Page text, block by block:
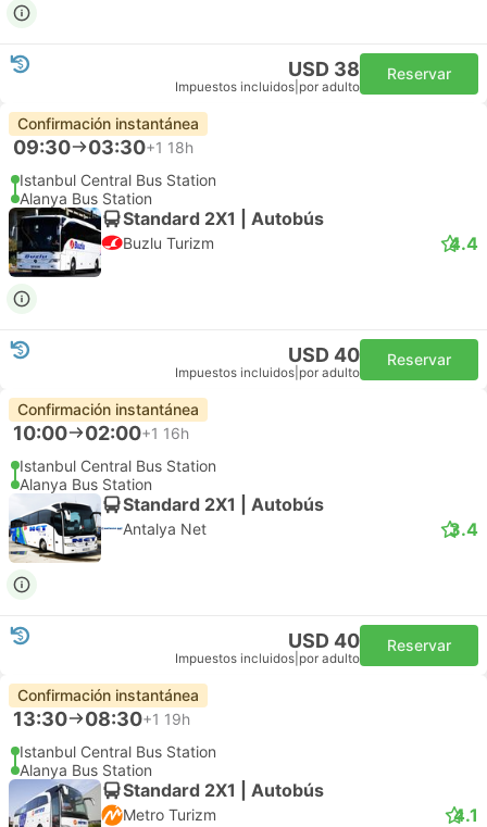
USD 38
Impuestos incluidos por adulto
Reservar
Confirmación instantánea
09:30 03:30+1 18h
Istanbul Central Bus Station
Alanya Bus Station
Standard 2X1 | Autobús
Buzlu Turizm 4.4
USD 40
Impuestos incluidos por adulto
Reservar
Confirmación instantánea
10:00 02:00+1 16h
Istanbul Central Bus Station
Alanya Bus Station
Standard 2X1 | Autobús
Antalya Net 3.4
USD 40
Impuestos incluidos por adulto
Reservar
Confirmación instantánea
13:30 08:30+1 19h
Istanbul Central Bus Station
Alanya Bus Station
Standard 2X1 | Autobús
Metro Turizm 4.1